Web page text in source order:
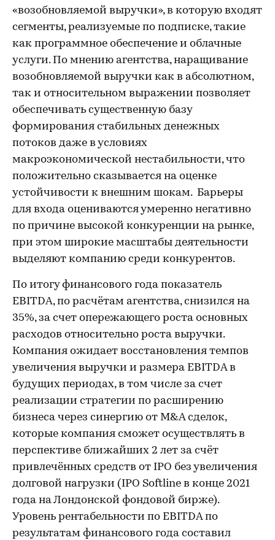
«возобновляемой выручки», в которую входят
сегменты, реализуемые по подписке, такие
как программное обеспечение и облачные
услуги. По мнению агентства, наращивание
возобновляемой выручки как в абсолютном,
так и относительном выражении позволяет
обеспечивать существенную базу
формирования стабильных денежных
потоков даже в условиях
макроэкономической нестабильности, что
положительно сказывается на оценке
устойчивости к внешним шокам. Барьеры
для входа оцениваются умеренно негативно
по причине высокой конкуренции на рынке,
при этом широкие масштабы деятельности
выделяют компанию среди конкурентов.
По итогу финансового года показатель
EBITDA, по расчётам агентства, снизился на
35%, за счет опережающего роста основных
расходов относительно роста выручки.
Компания ожидает восстановления темпов
увеличения выручки и размера EBITDA в
будущих периодах, в том числе за счет
реализации стратегии по расширению
бизнеса через синергию от M&A сделок,
которые компания сможет осуществлять в
перспективе ближайших 2 лет за счёт
привлечённых средств от IPO без увеличения
долговой нагрузки (IPO Softline в конце 2021
года на Лондонской фондовой бирже).
Уровень рентабельности по EBITDA по
результатам финансового года составил